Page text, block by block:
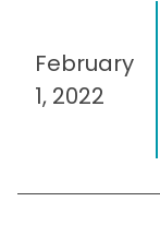
February
1, 2022